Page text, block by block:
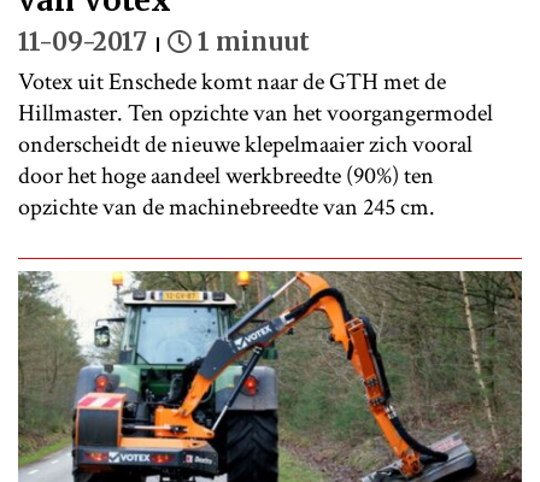
11-09-2017 1 minuut
Votex uit Enschede komt naar de GTH met de
Hillmaster. Ten opzichte van het voorgangermodel
onderscheidt de nieuwe klepelmaaier zich vooral
door het hoge aandeel werkbreedte (90%) ten
opzichte van de machinebreedte van 245 cm.